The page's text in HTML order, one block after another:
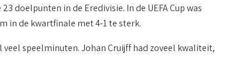
doelpunten in de Eredivisie. In de UEFA Cup was
in de kwartfinale met 4-1 te sterk.
speelminuten. Johan Cruijff had zoveel kwaliteit,